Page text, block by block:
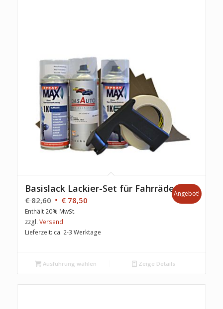
Basislack Lackier-Set für Fahrräder
€82,60 €78,50
Enthält 20% MwSt.
zzgl. Versand
Lieferzeit: ca. 2-3 Werktage
Angebot!
Ausführung wählen Zeige Details